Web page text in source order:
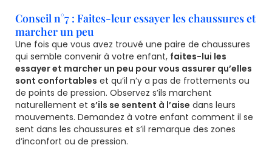
Conseil n°7 : Faites-leur essayer les chaussures et
marcher un peu
Une fois que vous avez trouvé une paire de chaussures
qui semble convenir à votre enfant, faites-lui les
essayer et marcher un peu pour vous assurer qu’elles
sont confortables et qu’il n’y a pas de frottements ou
de points de pression. Observez s’ils marchent
naturellement et s’ils se sentent à l’aise dans leurs
mouvements. Demandez à votre enfant comment il se
sent dans les chaussures et s’il remarque des zones
d’inconfort ou de pression.